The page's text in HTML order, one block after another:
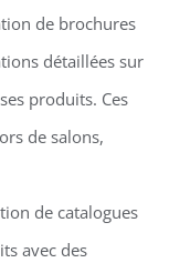
de brochures
détaillées sur
produits. Ces
de salons,
de catalogues
avec des